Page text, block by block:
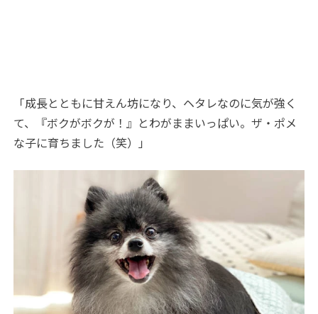
「成長とともに甘えん坊になり、ヘタレなのに気が強く
て、『ボクがボクが！』とわがままいっぱい。ザ・ポメ
な子に育ちました（笑）」